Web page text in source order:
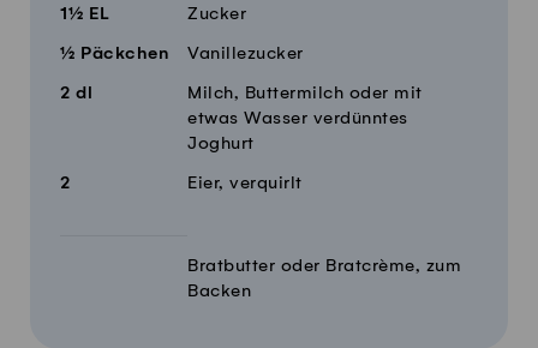
1½ EL Zucker
½ Päckchen Vanillezucker
2 dl
Milch, Buttermilch oder mit
etwas Wasser verdünntes
Joghurt
2 Eier, verquirlt
Bratbutter oder Bratcrème, zum
Backen